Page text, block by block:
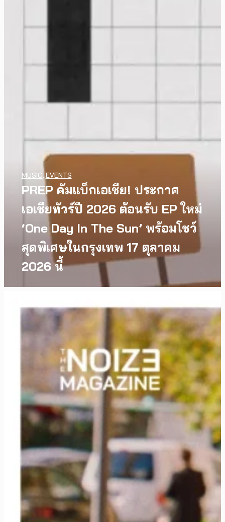
PREP คัมแบ็กเอเชีย! ประกาศ
เอเชียทัวร์ปี 2026 ต้อนรับ EP ใหม่
‘One Day In The Sun’ พร้อมโชว์
สุดพิเศษในกรุงเทพ 17 ตุลาคม
2026 นี้
MUSIC ,EVENTS